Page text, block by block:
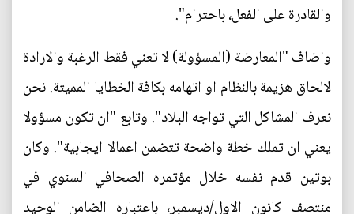
والقادرة على الفعل، باحترام".
واضاف "المعارضة (المسؤولة) لا تعني فقط الرغبة والارادة
لالحاق هزيمة بالنظام او اتهامه بكافة الخطايا المميتة. نحن
نعرف المشاكل التي تواجه البلاد". وتابع "ان تكون مسؤولا
يعني ان تملك خطة واضحة تتضمن اعمالا ايجابية". وكان
بوتين قدم نفسه خلال مؤتمره الصحافي السنوي في
منتصف كانون الاول/ديسمبر، باعتباره الضامن الوحيد